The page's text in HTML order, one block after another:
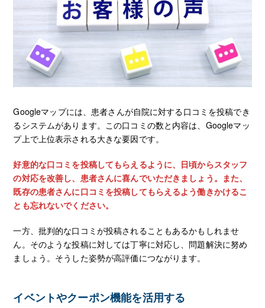
Googleマップには、患者さんが自院に対する口コミを投稿でき
るシステムがあります。この口コミの数と内容は、Googleマッ
プ上で上位表示される大きな要因です。
好意的な口コミを投稿してもらえるように、日頃からスタッフ
の対応を改善し、患者さんに喜んでいただきましょう。また、
既存の患者さんに口コミを投稿してもらえるよう働きかけるこ
とも忘れないでください。
一方、批判的な口コミが投稿されることもあるかもしれませ
ん。そのような投稿に対しては丁寧に対応し、問題解決に努め
ましょう。そうした姿勢が高評価につながります。
イベントやクーポン機能を活用する